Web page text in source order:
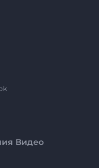
Видео